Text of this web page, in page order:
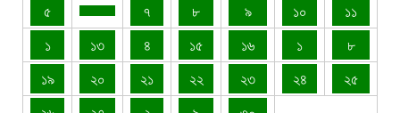
৫
৭ ৮ ৯ ১০
১১
১
১৩ ৪ ১৫ ১৬ ১
৮
১৯
২০ ২১ ২২ ২৩ ২৪
২৫